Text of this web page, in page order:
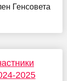
Генсовета
2025